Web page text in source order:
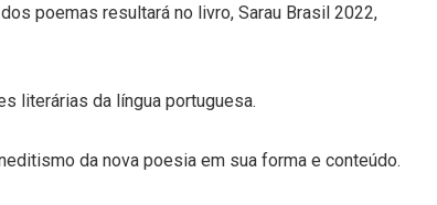
poemas resultará no livro, Sarau Brasil 2022,
literárias da língua portuguesa.
da nova poesia em sua forma e conteúdo.